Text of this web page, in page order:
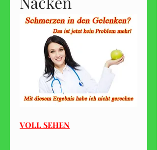
VOLL SEHEN